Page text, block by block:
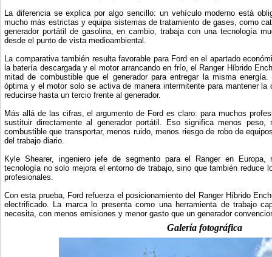
La diferencia se explica por algo sencillo: un vehículo moderno está
mucho más estrictas y equipa sistemas de tratamiento de gases, como
generador portátil de gasolina, en cambio, trabaja con una tecnología
desde el punto de vista medioambiental.
La comparativa también resulta favorable para Ford en el apartado
la batería descargada y el motor arrancando en frío, el Ranger Híbrido
mitad de combustible que el generador para entregar la misma
óptima y el motor solo se activa de manera intermitente para mantener
reducirse hasta un tercio frente al generador.
Más allá de las cifras, el argumento de Ford es claro: para muchos
sustituir directamente al generador portátil. Eso significa menos
combustible que transportar, menos ruido, menos riesgo de robo de
del trabajo diario.
Kyle Shearer, ingeniero jefe de segmento para el Ranger en
tecnología no solo mejora el entorno de trabajo, sino que también reduce
profesionales.
Con esta prueba, Ford refuerza el posicionamiento del Ranger Híbrido
electrificado. La marca lo presenta como una herramienta de trabajo
necesita, con menos emisiones y menor gasto que un generador
Galería fotográfica